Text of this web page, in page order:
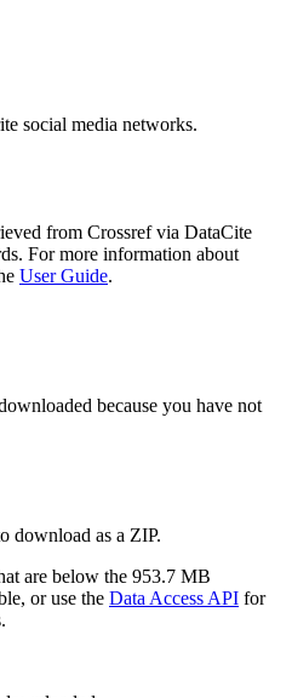
social media networks.
from Crossref via DataCite
For more information about
User Guide.
because you have not
download as a ZIP.
are below the 953.7 MB
or use the Data Access API for